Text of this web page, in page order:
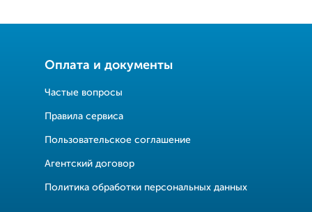
Оплата и документы
Частые вопросы
Правила сервиса
Пользовательское соглашение
Агентский договор
Политика обработки персональных данных